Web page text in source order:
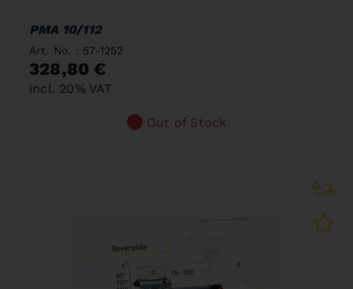
PMA 10/112
Art. No. : 57-1252
328,80 €
incl. 20% VAT
Out of Stock